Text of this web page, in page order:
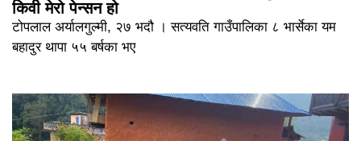
किवी मेरो पेन्सन हो
टोपलाल अर्यालगुल्मी, २७ भदौ । सत्यवति गाउँपालिका ८ भार्सेका यम
बहादुर थापा ५५ बर्षका भए